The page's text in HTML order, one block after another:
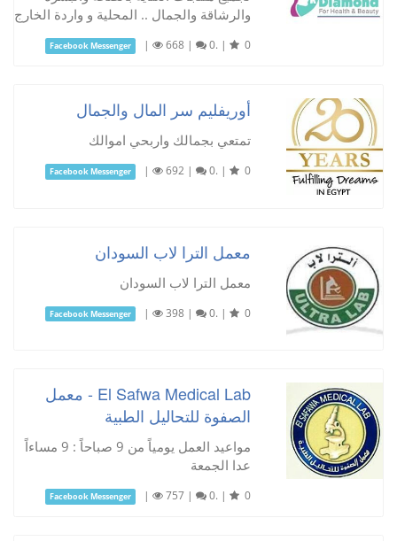
والرشاقة والجمال .. المحلية و واردة الخارج
Facebook Messenger | 668 | 0. | 0
أوريفليم سر المال والجمال
تمتعي بجمالك واربحي اموالك
Facebook Messenger | 692 | 0. | 0
معمل الترا لاب السودان
معمل الترا لاب السودان
Facebook Messenger | 398 | 0. | 0
El Safwa Medical Lab - معمل
الصفوة للتحاليل الطبية
مواعيد العمل يومياً من 9 صباحاً : 9 مساءاً
عدا الجمعة
Facebook Messenger | 757 | 0. | 0